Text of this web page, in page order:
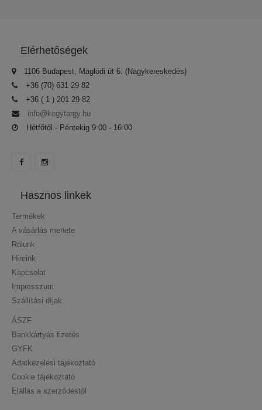
Elérhetőségek
1106 Budapest, Maglódi út 6. (Nagykereskedés)
+36 (70) 631 29 82
+36 ( 1 ) 201 29 82
info@kegytargy.hu
Hétfőtől - Péntekig 9:00 - 16:00
Hasznos linkek
Termékek
A vásárlás menete
Rólunk
Híreink
Kapcsolat
Impresszum
Szállítási díjak
ÁSZF
Bankkártyás fizetés
GYFK
Adatkezelési tájékoztató
Cookie tájékoztató
Elállás a szerződéstől